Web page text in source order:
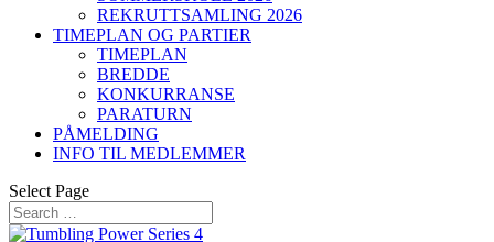
REKRUTTSAMLING 2026
TIMEPLAN OG PARTIER
TIMEPLAN
BREDDE
KONKURRANSE
PARATURN
PÅMELDING
INFO TIL MEDLEMMER
Select Page